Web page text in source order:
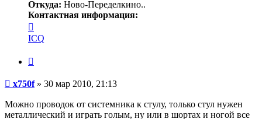
Откуда: Ново-Переделкино..
Контактная информация:
информация
пользователя
ICQ
Сообщение
x750f» 30 мар 2010, 21:13
Можно проводок от системника к стулу, только стул нужен
металлический и играть голым, ну или в шортах и ногой все